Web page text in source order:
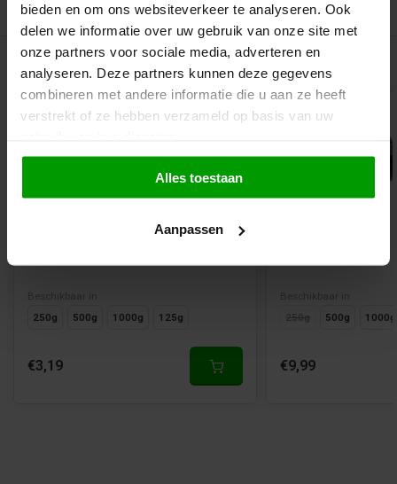
bieden en om ons websiteverkeer te analyseren. Ook
delen we informatie over uw gebruik van onze site met
onze partners voor sociale media, adverteren en
analyseren. Deze partners kunnen deze gegevens
combineren met andere informatie die u aan ze heeft
verstrekt of ze hebben verzameld op basis van uw
Alles toestaan
Aanpassen
Gerelateerde producten
Beschikbaar in
250g
500g 1000g 125g
€3,19
250g
500g 1000g
€9,99